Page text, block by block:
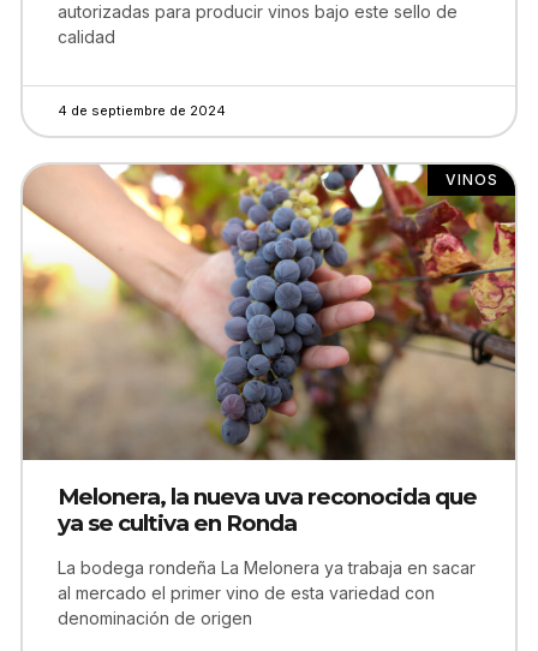
autorizadas para producir vinos bajo este sello de
calidad
4 de septiembre de 2024
VINOS
Melonera, la nueva uva reconocida que
ya se cultiva en Ronda
La bodega rondeña La Melonera ya trabaja en sacar
al mercado el primer vino de esta variedad con
denominación de origen